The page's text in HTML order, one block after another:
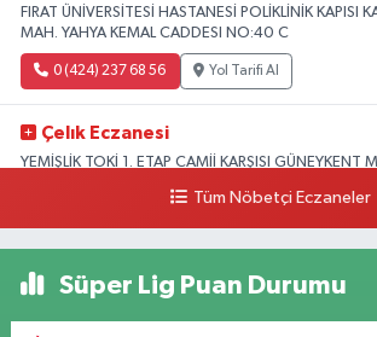
FIRAT ÜNİVERSİTESİ HASTANESİ POLİKLİNİK KAPISI
MAH. YAHYA KEMAL CADDESI NO:40 C
0 (424) 237 68 56 Yol Tarifi Al
Çelık Eczanesi
YEMİŞLİK TOKİ 1. ETAP CAMİİ KARŞISI GÜNEYKENT
Tanrıverdı Eczanesi
Tüm Nöbetçi Eczaneler
Süper Lig Puan Durumu